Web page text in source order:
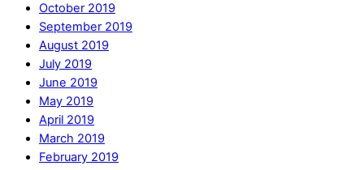
October 2019
September 2019
August 2019
July 2019
June 2019
May 2019
April 2019
March 2019
February 2019